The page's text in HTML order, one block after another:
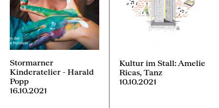
Stormarner
Kinderatelier - Harald
Popp
16.10.2021
Kultur im Stall: Amelie
Ricas, Tanz
10.10.2021